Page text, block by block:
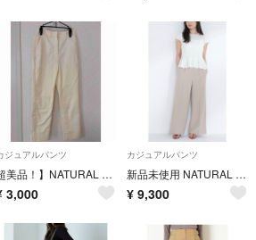
ジュアルパンツ
超美品！】NATURAL BEAUTY BASICオフィスカジュアル パンツ S
3,000
カジュアルパンツ
新品未使用 NATURAL BEAUTY BASIC ワイドパンツ
¥ 9,300